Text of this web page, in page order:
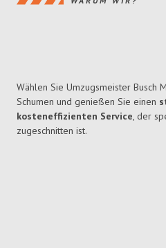
Wählen Sie Umzugsmeister Busch
Schumen und genießen Sie einen
kosteneffizienten Service, der
zugeschnitten ist.